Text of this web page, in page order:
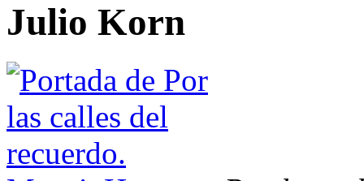
Julio Korn